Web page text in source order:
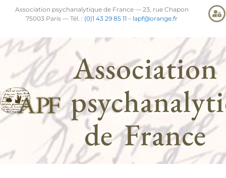
Association psychanalytique de France — 23, rue Chapon
75003 Paris — Tél. : (0)1 43 29 85 11 – lapf@orange.fr
Association
de France